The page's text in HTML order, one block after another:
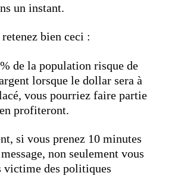
un instant.
bien ceci :
de la population risque de
lorsque le dollar sera à
vous pourriez faire partie
profiteront.
si vous prenez 10 minutes
non seulement vous
victime des politiques